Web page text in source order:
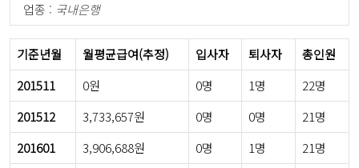
업종 : 국내은행
기준년월 월평균급여(추정) 입사자 퇴사자
총인원
201511
0원 0명 1명
22명
201512
3,733,657원 0명 0명
21명
201601
3,906,688원 0명 1명
21명